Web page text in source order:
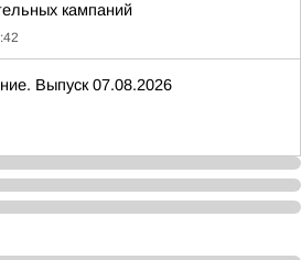
кампаний
Выпуск 07.08.2026